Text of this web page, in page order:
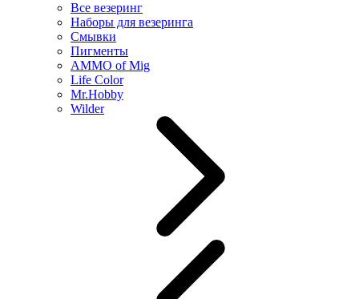
Все везеринг
Наборы для везеринга
Смывки
Пигменты
AMMO of Mig
Life Color
Mr.Hobby
Wilder